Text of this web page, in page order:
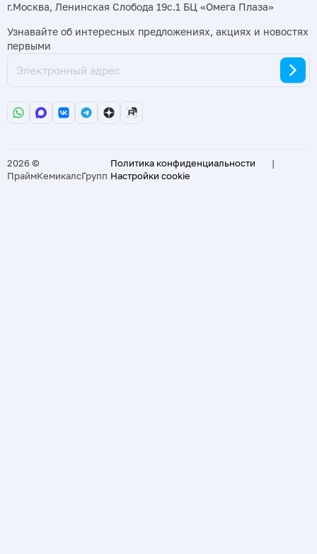
г.Москва, Ленинская Слобода 19с.1 БЦ «Омега Плаза»
Узнавайте об интересных предложениях, акциях и новостях
первыми
2026 ©
ПраймКемикалсГрупп
Политика конфиденциальности
|
Настройки cookie